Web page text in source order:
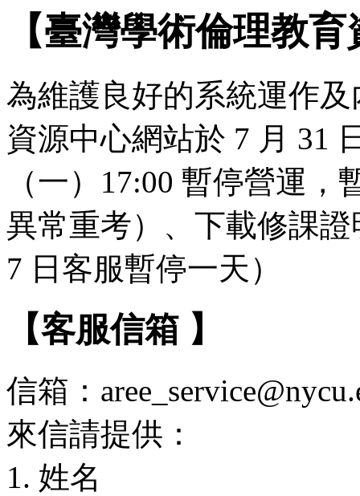
【臺灣學術倫理教
為維護良好的系統運作
資源中心網站於 7 月 31
（一）17:00 暫停營運
異常重考）、下載修課
7 日客服暫停一天）
【客服信箱 】
信箱：
來信請提供：
1. 姓名